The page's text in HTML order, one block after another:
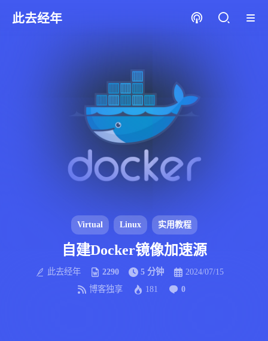
此去经年
Virtual Linux 实用教程
自建Docker镜像加速源
此去经年 2290 5 分钟
2024/07/15
博客独享
181 0